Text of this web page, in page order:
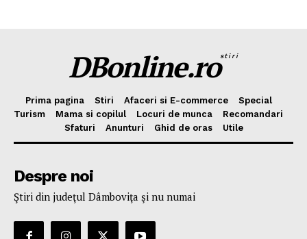
DBonline.rostiri
Prima pagina Stiri Afaceri si E-commerce
Special
Turism
Mama si copilul Locuri de munca
Recomandari
Sfaturi
Anunturi Ghid de oras Utile
Despre noi
Ştiri din judeţul Dâmboviţa şi nu numai